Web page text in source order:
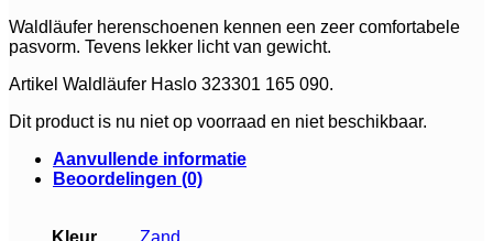
Waldläufer herenschoenen kennen een zeer comfortabele
pasvorm. Tevens lekker licht van gewicht.
Artikel Waldläufer Haslo 323301 165 090.
Dit product is nu niet op voorraad en niet beschikbaar.
Aanvullende informatie
Beoordelingen (0)
Kleur Zand